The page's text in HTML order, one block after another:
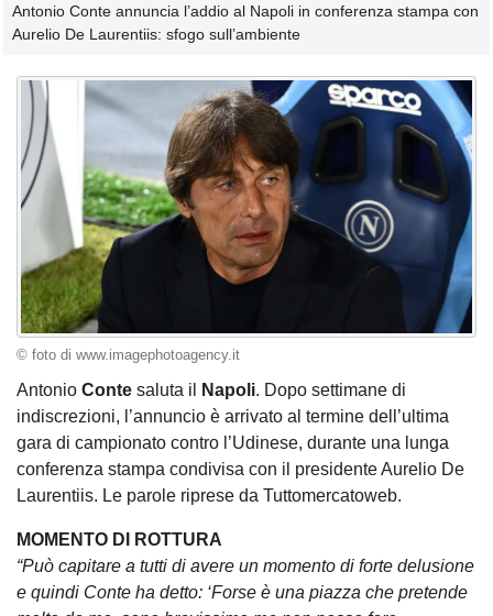
Antonio Conte annuncia l’addio al Napoli in conferenza stampa con
Aurelio De Laurentiis: sfogo sull’ambiente
© foto di www.imagephotoagency.it
Antonio Conte saluta il Napoli. Dopo settimane di
indiscrezioni, l’annuncio è arrivato al termine dell’ultima
gara di campionato contro l’Udinese, durante una lunga
conferenza stampa condivisa con il presidente Aurelio De
Laurentiis. Le parole riprese da Tuttomercatoweb.
MOMENTO DI ROTTURA
“Può capitare a tutti di avere un momento di forte delusione
e quindi Conte ha detto: ‘Forse è una piazza che pretende